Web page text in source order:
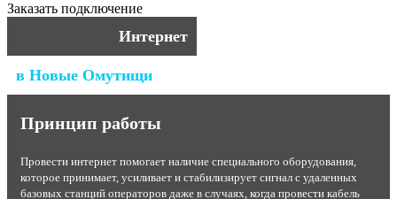
Заказать подключение
Интернет
в Новые Омутищи
Принцип работы
Провести интернет помогает наличие специального оборудования,
которое принимает, усиливает и стабилизирует сигнал с удаленных
базовых станций операторов даже в случаях, когда провести кабель